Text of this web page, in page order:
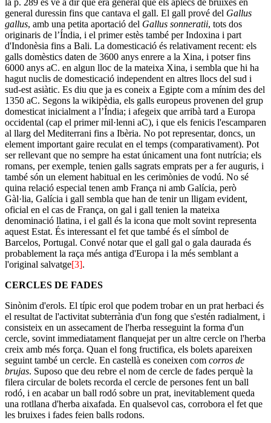
general duressin fins que cantava el gall. El gall prové del Gallus
gallus, amb una petita aportació del Gallus sonneratii, tots dos
originaris de l’Índia, i el primer estès també per Indoxina i part
d'Indonèsia fins a Bali. La domesticació és relativament recent: els
galls domèstics daten de 3600 anys enrere a la Xina, i potser fins
6000 anys aC. en algun lloc de la mateixa Xina, i sembla que hi ha
hagut nuclis de domesticació independent en altres llocs del sud i
sud-est asiàtic. Es diu que ja es coneix a Egipte com a mínim des del
1350 aC. Segons la wikipèdia, els galls europeus provenen del grup
domesticat inicialment a l’Índia; i afegeix que arribà tard a Europa
occidental (cap el primer mil·lenni aC), i que els fenicis l'escamparen
al llarg del Mediterrani fins a Ibèria. No pot representar, doncs, un
element important gaire reculat en el temps (comparativament). Pot
ser rellevant que no sempre ha estat únicament una font nutrícia; els
romans, per exemple, tenien galls sagrats emprats per a fer auguris, i
també són un element habitual en les cerimònies de vodú. No sé
quina relació especial tenen amb França ni amb Galícia, però
Gàl·lia, Galícia i gall sembla que han de tenir un lligam evident,
oficial en el cas de França, on gal i gall tenien la mateixa
denominació llatina, i el gall és la icona que molt sovint representa
aquest Estat. És interessant el fet que també és el símbol de
Barcelos, Portugal. Convé notar que el gall gal o gala daurada és
probablement la raça més antiga d'Europa i la més semblant a
l'original salvatge[3].
CERCLES DE FADES
Sinònim d'erols. El típic erol que podem trobar en un prat herbaci és
el resultat de l'activitat subterrània d'un fong que s'estén radialment, i
consisteix en un assecament de l'herba resseguint la forma d'un
cercle, sovint immediatament flanquejat per un altre cercle on l'herba
creix amb més força. Quan el fong fructifica, els bolets apareixen
seguint també un cercle. En castellà es coneixen com corros de
brujas. Suposo que deu rebre el nom de cercle de fades perquè la
filera circular de bolets recorda el cercle de persones fent un ball
rodó, i en acabar un ball rodó sobre un prat, inevitablement queda
una rotllana d'herba aixafada. En qualsevol cas, corrobora el fet que
les bruixes i fades feien balls rodons.